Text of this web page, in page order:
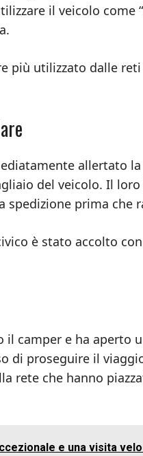
il veicolo come
più utilizzato dalle
allertato
del veicolo. Il
prima che
è stato accolto
il camper e ha aperto
di proseguire il
rete che hanno
e una visita